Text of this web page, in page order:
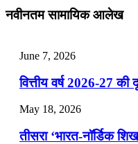
July 22, 2026
📝 डेली करेंट अफेयर्स:
July 19, 2026
📝 डेली करेंट अफेयर्स:
नवीनतम सामायिक आलेख
June 7, 2026
वित्तीय वर्ष 2026-27 की
May 18, 2026
तीसरा ‘भारत-नॉर्डिक